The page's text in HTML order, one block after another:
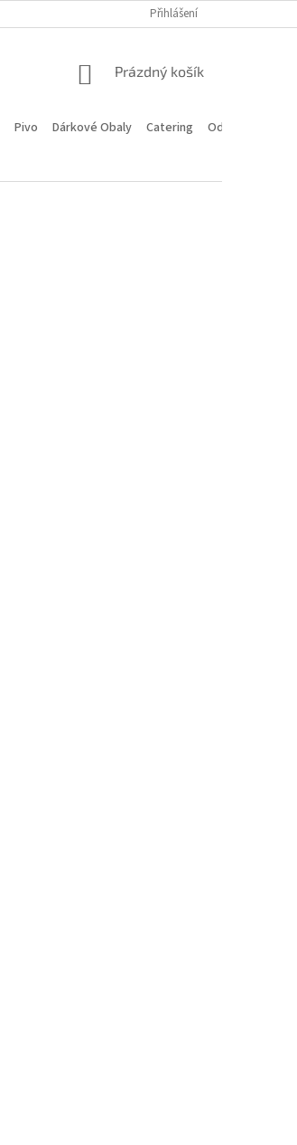
HODNOCENÍ OBCHODU
Přihlášení
NÁKUPNÍ
Prázdný košík
Pivo Dárkové Obaly Catering
Odstoupení od